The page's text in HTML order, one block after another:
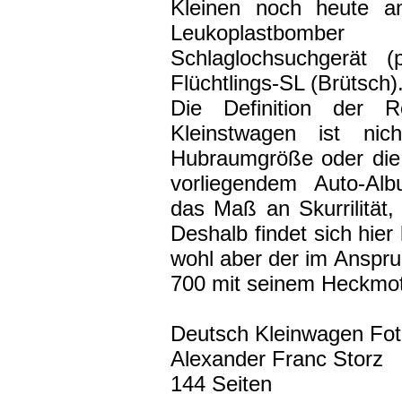
Kleinen noch heute
Schlaglochsuchgerät
Flüchtlings-SL
Die Definition der
Kleinstwagen ist
Hubraumgröße oder
vorliegendem Auto-
das Maß an
Deshalb findet sich
wohl aber der im
700 mit seinem
Deutsch Kleinwagen
Alexander Franc Storz
144 Seiten